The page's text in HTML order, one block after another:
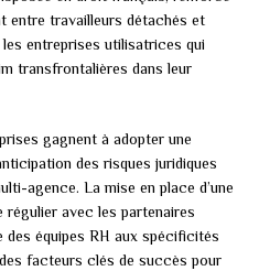
entre travailleurs détachés et
entreprises utilisatrices qui
transfrontalières dans leur
gagnent à adopter une
des risques juridiques
agence. La mise en place d’une
régulier avec les partenaires
équipes RH aux spécificités
facteurs clés de succès pour